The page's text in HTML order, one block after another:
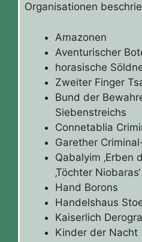
Organisationen
Amazonen
Aventurischer
horasische
Zweiter Finger
Bund der
Siebenstreichs
Connetablia
Garether
Qabalyim ‚Erben
‚Töchter Niobaras‘
Hand Borons
Handelshaus
Kaiserlich
Kinder der Nacht